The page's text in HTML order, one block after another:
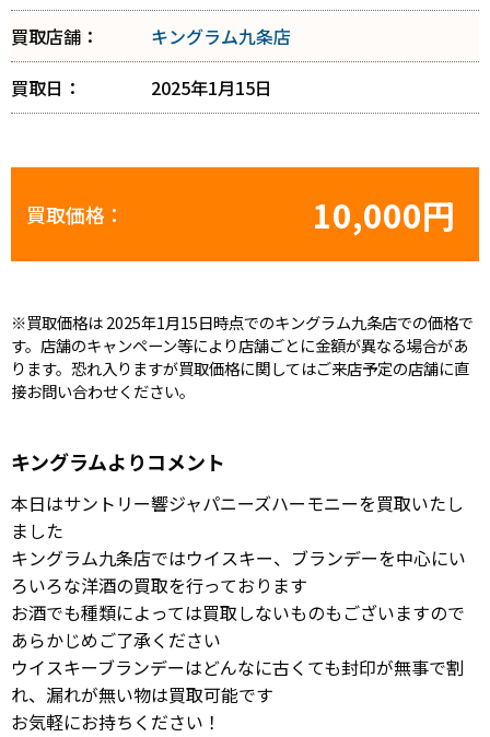
買取店舗：
キングラム九条店
買取日：
2025年1月15日
買取価格： 10,000円
※買取価格は 2025年1月15日時点でのキングラム九条店での価格で
す。店舗のキャンペーン等により店舗ごとに金額が異なる場合があ
ります。恐れ入りますが買取価格に関してはご来店予定の店舗に直
接お問い合わせください。
キングラムよりコメント
本日はサントリー響ジャパニーズハーモニーを買取いたし
ました
キングラム九条店ではウイスキー、ブランデーを中心にい
ろいろな洋酒の買取を行っております
お酒でも種類によっては買取しないものもございますので
あらかじめご了承ください
ウイスキーブランデーはどんなに古くても封印が無事で割
れ、漏れが無い物は買取可能です
お気軽にお持ちください！